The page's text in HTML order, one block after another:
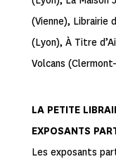
(Vienne), Librairie
(Lyon), À Titre
Volcans
LA PETITE
EXPOSANTS
Les exposants